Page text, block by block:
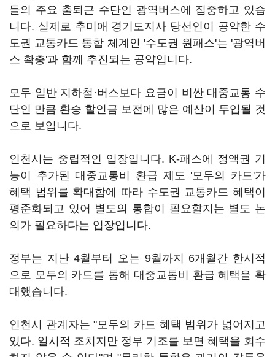
들의 주요 출퇴근 수단인 광역버스에 집중하고 있습
니다. 실제로 추미애 경기도지사 당선인이 공약한 수
도권 교통카드 통합 체계인 '수도권 원패스'는 '광역버
스 확충'과 함께 추진되는 공약입니다.
모두 일반 지하철·버스보다 요금이 비싼 대중교통 수
단인 만큼 환승 할인금 보전에 많은 예산이 투입될 것
으로 보입니다.
인천시는 중립적인 입장입니다. K-패스에 정액권 기
능이 추가된 대중교통비 환급 제도 '모두의 카드'가
혜택 범위를 확대함에 따라 수도권 교통카드 혜택이
평준화되고 있어 별도의 통합이 필요할지는 별도 논
의가 필요하다는 입장입니다.
정부는 지난 4월부터 오는 9월까지 6개월간 한시적
으로 모두의 카드를 통해 대중교통비 환급 혜택을 확
대했습니다.
인천시 관계자는 "모두의 카드 혜택 범위가 넓어지고
있다. 일시적 조치지만 정부 기조를 보면 혜택을 회수